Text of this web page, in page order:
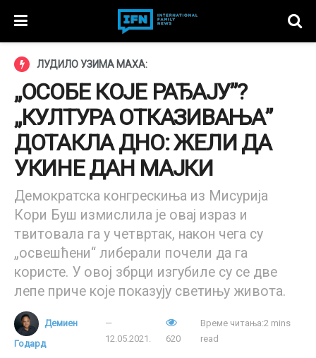
ЛУДИЛО УЗИМА МАХА:
„ОСОБЕ КОЈЕ РАЂАЈУ”?
„КУЛТУРА ОТКАЗИВАЊА”
ДОТАКЛА ДНО: ЖЕЛИ ДА
УКИНЕ ДАН МАЈКИ
Демократска конгрескиња из Мисурија
Кори Буш измислила је овај израз и
твитовала га у четвртак, након чега су
„освешћени“ либерали почели да га
користе. У овој збрци изгубиле су се две
лепе приче које показују светињу живота.
Демиен
Годард
12.05.2021. 620
Време читања:2 mins
read